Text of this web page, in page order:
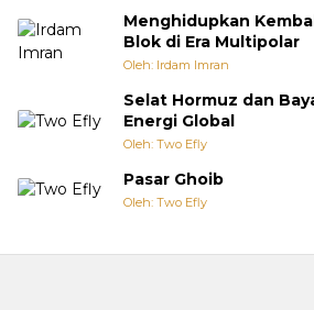
Menghidupkan
Blok di Era Multipolar
Oleh: Irdam Imran
Selat Hormuz dan
Energi Global
Oleh: Two Efly
Pasar Ghoib
Oleh: Two Efly